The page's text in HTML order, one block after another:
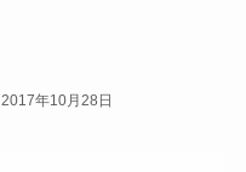
2017年10月28日